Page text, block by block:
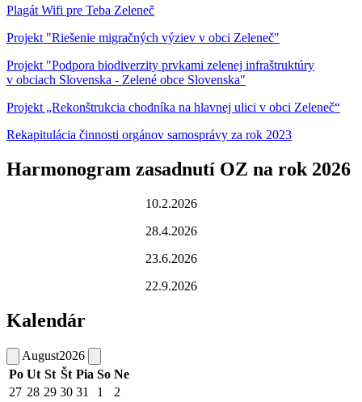
Plagát Wifi pre Teba Zeleneč
Projekt "Riešenie migračných výziev v obci Zeleneč"
Projekt "Podpora biodiverzity prvkami zelenej infraštruktúry
v obciach Slovenska - Zelené obce Slovenska"
Projekt „Rekonštrukcia chodníka na hlavnej ulici v obci Zeleneč“
Rekapitulácia činnosti orgánov samosprávy za rok 2023
Harmonogram zasadnutí OZ na rok 2026
10.2.2026
28.4.2026
23.6.2026
22.9.2026
Kalendár
August2026
Po Ut St Št Pia So Ne
27 28 29 30 31 1
2